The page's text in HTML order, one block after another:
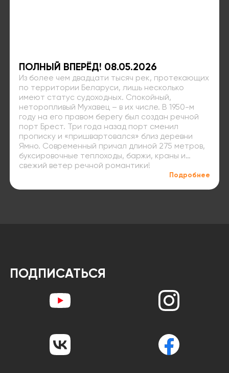
ПОЛНЫЙ ВПЕРЁД! 08.05.2026
Из более чем двадцати тысяч рек, протекающих
по территории Беларуси, лишь несколько
имеют статус судоходных. Спокойный,
неторопливый Мухавец – в их числе. В 1950-м
году на его правом берегу был создан речной
порт Брест. Три года назад порт сменил
прописку и «пришвартовался» близ деревни
Ямно. Современный причал длиной 275 метров,
буксировочные теплоходы, баржи, краны и…
свежий ветер речной романтики!
Подробнее
ПОДПИСАТЬСЯ